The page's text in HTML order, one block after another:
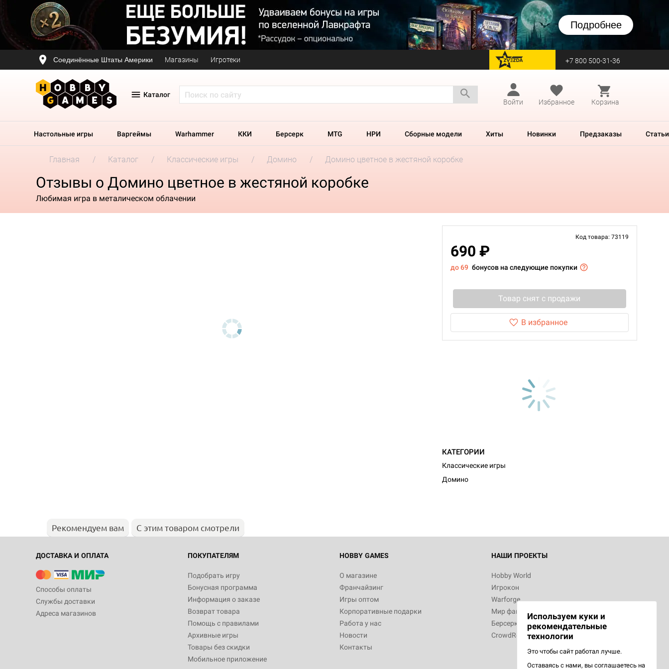
Подробнее
Соединённые Штаты Америки Магазины Игротеки перейти на Zvezda +7 800 500-31-36
Каталог
Войти
Избранное Корзина
Настольные игры Варгеймы Warhammer ККИ Берсерк MTG НРИ Сборные модели Хиты Новинки Предзаказы Статьи
Главная Каталог Классические игры Домино Домино цветное в жестяной коробке
Отзывы о Домино цветное в жестяной коробке
Любимая игра в металическом облачении
Код товара: 73119
690 ₽
до 69 бонусов на следующие покупки
Товар снят с продажи
В избранное
КАТЕГОРИИ
Классические игры
Домино
Рекомендуем вам С этим товаром смотрели
ДОСТАВКА И ОПЛАТА
Способы оплаты
Службы доставки
Адреса магазинов
ПОКУПАТЕЛЯМ
Подобрать игру
Бонусная программа
Информация о заказе
Возврат товара
Помощь с правилами
Архивные игры
Товары без скидки
Мобильное приложение
HOBBY GAMES
О магазине
Франчайзинг
Игры оптом
Корпоративные подарки
Работа у нас
Новости
Контакты
НАШИ ПРОЕКТЫ
Hobby World
Игрокон
Warforge
Мир фантастики
Берсерк
CrowdRepublic
Используем куки и
рекомендательные
технологии
Это чтобы сайт работал лучше.
Оставаясь с нами, вы соглашаетесь на